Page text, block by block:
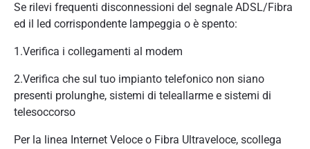
Se rilevi frequenti disconnessioni del segnale ADSL/Fibra
ed il led corrispondente lampeggia o è spento:
1.Verifica i collegamenti al modem
2.Verifica che sul tuo impianto telefonico non siano
presenti prolunghe, sistemi di teleallarme e sistemi di
telesoccorso
Per la linea Internet Veloce o Fibra Ultraveloce, scollega